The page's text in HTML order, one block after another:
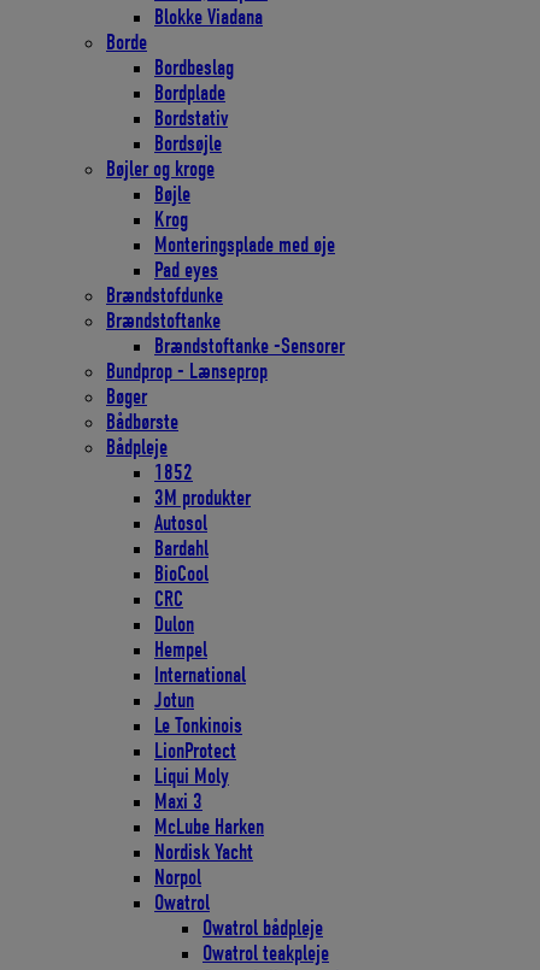
Blokke Viadana
Borde
Bordbeslag
Bordplade
Bordstativ
Bordsøjle
Bøjler og kroge
Bøjle
Krog
Monteringsplade med øje
Pad eyes
Brændstofdunke
Brændstoftanke
Brændstoftanke -Sensorer
Bundprop - Lænseprop
Bøger
Bådbørste
Bådpleje
1852
3M produkter
Autosol
Bardahl
BioCool
CRC
Dulon
Hempel
International
Jotun
Le Tonkinois
LionProtect
Liqui Moly
Maxi 3
McLube Harken
Nordisk Yacht
Norpol
Owatrol
Owatrol bådpleje
Owatrol teakpleje